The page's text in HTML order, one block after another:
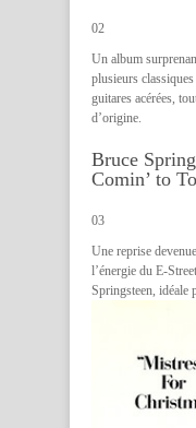
02
Un album
plusieurs
guitares acérées,
d’origine.
Bruce
Comin’ to
03
Une reprise
l’énergie du E-
Springsteen, idéale